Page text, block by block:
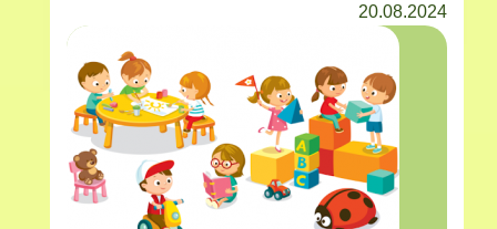
20.08.2024